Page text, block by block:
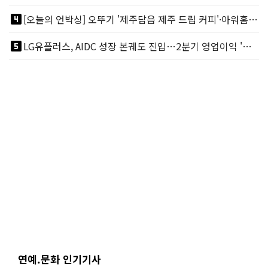
looks_4
[오늘의 언박싱] 오뚜기 '제주담음 제주 드립 커피'·아워홈 ‘갓석박지’ 外
looks_5
LG유플러스, AIDC 성장 본궤도 진입…2분기 영업이익 '역대 최대'
연예.문화 인기기사